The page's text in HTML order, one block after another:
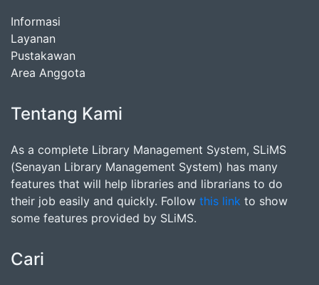
Informasi
Layanan
Pustakawan
Area Anggota
Tentang Kami
As a complete Library Management System, SLiMS
(Senayan Library Management System) has many
features that will help libraries and librarians to do
their job easily and quickly. Follow this link to show
some features provided by SLiMS.
Cari